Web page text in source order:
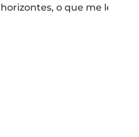
horizontes, o que me levou